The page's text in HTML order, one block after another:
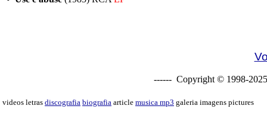
------ Copyright © 1998-
videos letras discografia biografia article musica mp3 galeria imagens pictures